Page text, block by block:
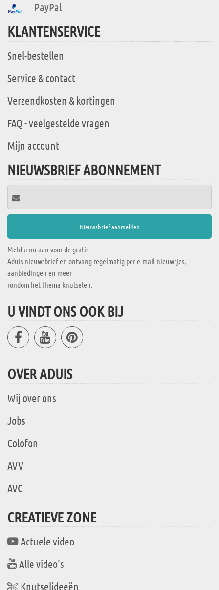
PayPal
KLANTENSERVICE
Snel-bestellen
Service & contact
Verzendkosten & kortingen
FAQ - veelgestelde vragen
Mijn account
NIEUWSBRIEF ABONNEMENT
Meld u nu aan voor de gratis
Aduis nieuwsbrief en ontvang regelmatig per e-mail nieuwtjes,
aanbiedingen en meer
rondom het thema knutselen.
U VINDT ONS OOK BIJ
OVER ADUIS
Wij over ons
Jobs
Colofon
AVV
AVG
CREATIEVE ZONE
Actuele video
Alle video's
Knutselideeën